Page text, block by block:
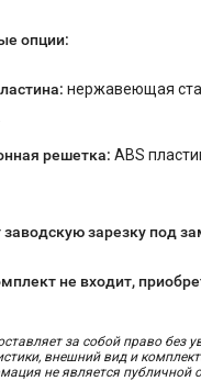
опции:
нержавеющая
решетка: ABS
зарезку под
не входит,
за собой право без
внешний вид и
не является публичной